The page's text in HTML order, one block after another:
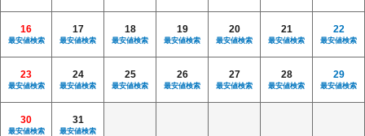
16
最安値検索
17
最安値検索
18
最安値検索
19
最安値検索
20
最安値検索
21
最安値検索
22
最安値検索
23
最安値検索
24
最安値検索
25
最安値検索
26
最安値検索
27
最安値検索
28
最安値検索
29
最安値検索
30
最安値検索
31
最安値検索